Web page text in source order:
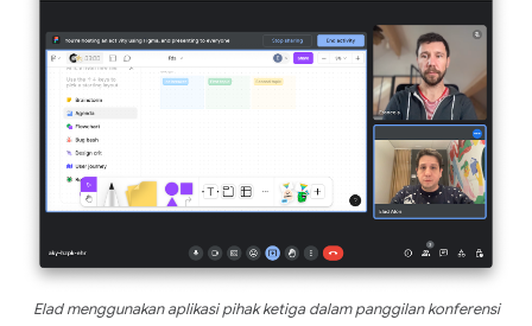
Elad menggunakan aplikasi pihak ketiga dalam panggilan konferensi